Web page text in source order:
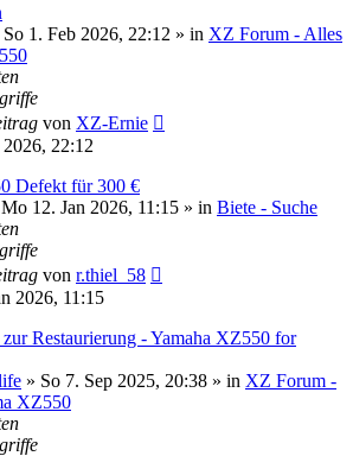
So 1. Feb 2026, 22:12 » in XZ Forum - Alles
von XZ-Ernie
22:12
Defekt für 300 €
Mo 12. Jan 2026, 11:15 » in Biete - Suche
von r.thiel_58
2026, 11:15
Restaurierung - Yamaha XZ550 for
» So 7. Sep 2025, 20:38 » in XZ Forum -
XZ550